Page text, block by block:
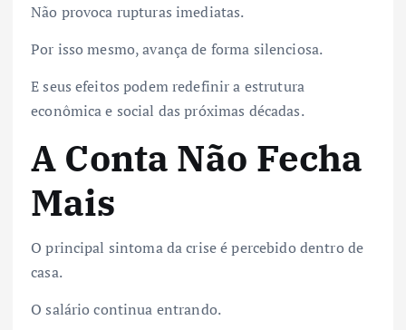
Não provoca rupturas imediatas.
Por isso mesmo, avança de forma silenciosa.
E seus efeitos podem redefinir a estrutura
econômica e social das próximas décadas.
A Conta Não Fecha
Mais
O principal sintoma da crise é percebido dentro de
casa.
O salário continua entrando.